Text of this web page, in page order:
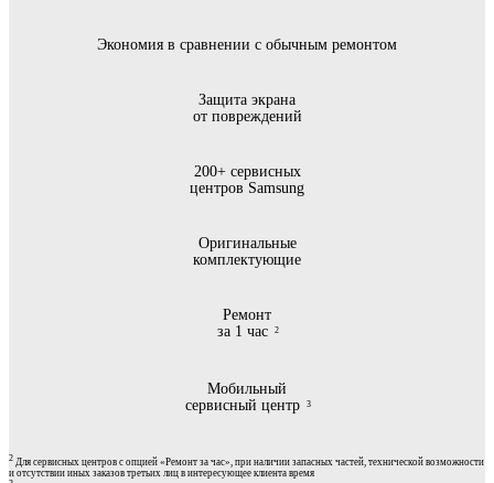
Экономия в сравнении с обычным ремонтом
Защита экрана
от повреждений
200+ сервисных
центров Samsung
Оригинальные
комплектующие
Ремонт
за 1 чаc
2
Мобильный
сервисный центp
3
2 Для сервисных центров с опцией «Ремонт за час», при наличии запасных частей, технической возможности
и отсутствии иных заказов третьих лиц в интересующее клиента время